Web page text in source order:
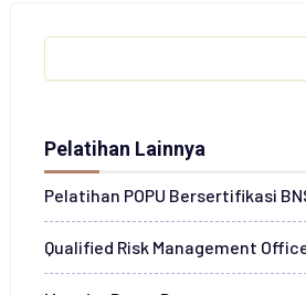
Search
Pelatihan Lainnya
Pelatihan POPU Bersertifikasi
Qualified Risk Management